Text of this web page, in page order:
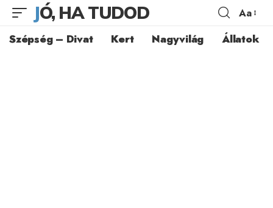
JÓ, HA TUDOD Aa
Szépség – Divat Kert Nagyvilág Állatok